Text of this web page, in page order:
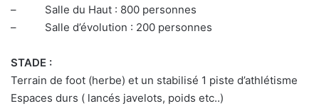
– Salle du Haut : 800 personnes
– Salle d’évolution : 200 personnes
STADE :
Terrain de foot (herbe) et un stabilisé 1 piste d’athlétisme
Espaces durs ( lancés javelots, poids etc..)